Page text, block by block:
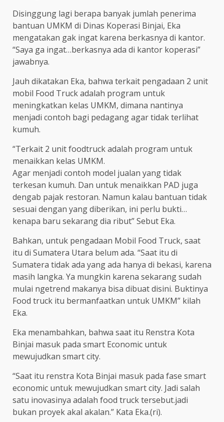
Disinggung lagi berapa banyak jumlah penerima
bantuan UMKM di Dinas Koperasi Binjai, Eka
mengatakan gak ingat karena berkasnya di kantor.
“Saya ga ingat…berkasnya ada di kantor koperasi”
jawabnya.
Jauh dikatakan Eka, bahwa terkait pengadaan 2 unit
mobil Food Truck adalah program untuk
meningkatkan kelas UMKM, dimana nantinya
menjadi contoh bagi pedagang agar tidak terlihat
kumuh.
“Terkait 2 unit foodtruck adalah program untuk
menaikkan kelas UMKM.
Agar menjadi contoh model jualan yang tidak
terkesan kumuh. Dan untuk menaikkan PAD juga
dengab pajak restoran. Namun kalau bantuan tidak
sesuai dengan yang diberikan, ini perlu bukti…
kenapa baru sekarang dia ribut” Sebut Eka.
Bahkan, untuk pengadaan Mobil Food Truck, saat
itu di Sumatera Utara belum ada. “Saat itu di
Sumatera tidak ada yang ada hanya di bekasi, karena
masih langka. Ya mungkin karena sekarang sudah
mulai ngetrend makanya bisa dibuat disini. Buktinya
Food truck itu bermanfaatkan untuk UMKM” kilah
Eka.
Eka menambahkan, bahwa saat itu Renstra Kota
Binjai masuk pada smart Economic untuk
mewujudkan smart city.
“Saat itu renstra Kota Binjai masuk pada fase smart
economic untuk mewujudkan smart city. Jadi salah
satu inovasinya adalah food truck tersebut.jadi
bukan proyek akal akalan.” Kata Eka.(ri).